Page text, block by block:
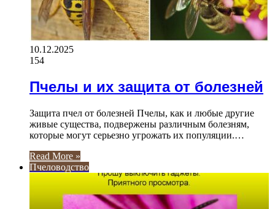
10.12.2025
154
Пчелы и их защита от болезней
Защита пчел от болезней Пчелы, как и любые другие
живые существа, подвержены различным болезням,
которые могут серьезно угрожать их популяции.…
Read More »
Пчеловодство